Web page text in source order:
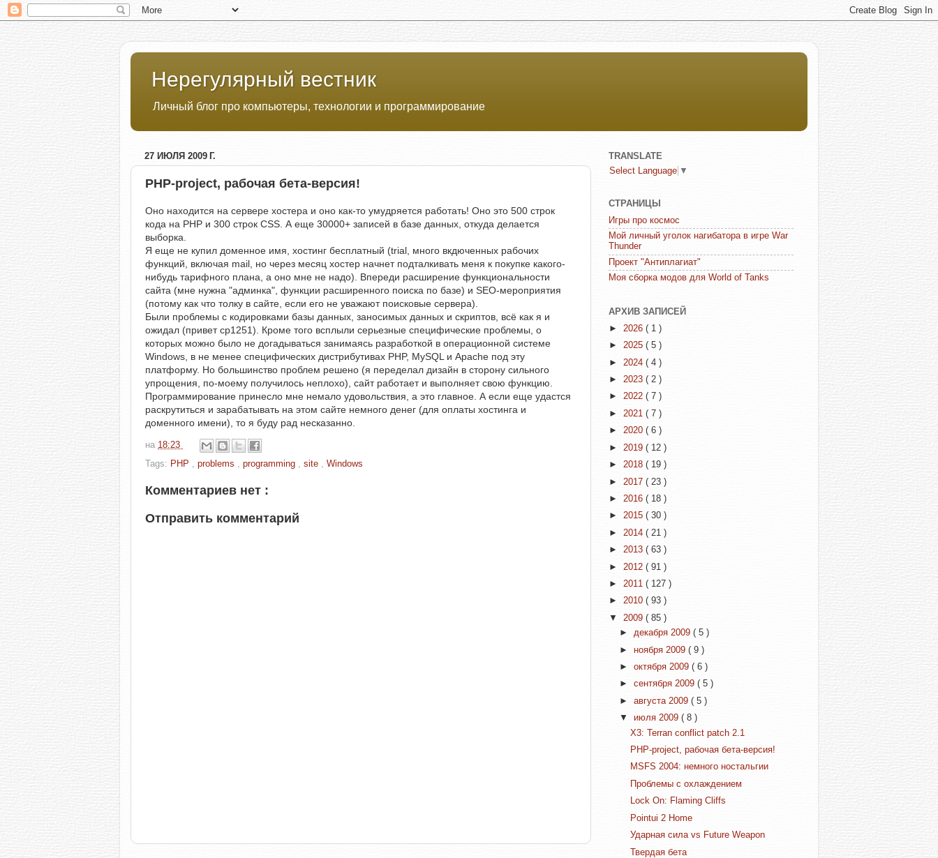
Нерегулярный вестник
Личный блог про компьютеры, технологии и программирование
27 ИЮЛЯ 2009 Г.
PHP-project, рабочая бета-версия!
Оно находится на сервере хостера и оно как-то умудряется работать! Оно это 500 строк
кода на PHP и 300 строк CSS. А еще 30000+ записей в базе данных, откуда делается
выборка.
Я еще не купил доменное имя, хостинг бесплатный (trial, много вкдюченных рабочих
функций, включая mail, но через месяц хостер начнет подталкивать меня к покупке какого-
нибудь тарифного плана, а оно мне не надо). Впереди расширение функциональности
сайта (мне нужна "админка", функции расширенного поиска по базе) и SEO-мероприятия
(потому как что толку в сайте, если его не уважают поисковые сервера).
Были проблемы с кодировками базы данных, заносимых данных и скриптов, всё как я и
ожидал (привет cp1251). Кроме того всплыли серьезные специфические проблемы, о
которых можно было не догадываться занимаясь разработкой в операционной системе
Windows, в не менее специфических дистрибутивах PHP, MySQL и Apache под эту
платформу. Но большинство проблем решено (я переделал дизайн в сторону сильного
упрощения, по-моему получилось неплохо), сайт работает и выполняет свою функцию.
Программирование принесло мне немало удовольствия, а это главное. А если еще удастся
раскрутиться и зарабатывать на этом сайте немного денег (для оплаты хостинга и
доменного имени), то я буду рад несказанно.
на 18:23
Tags: PHP problems programming site Windows
Комментариев нет :
Отправить комментарий
TRANSLATE
Select Language ▼
СТРАНИЦЫ
Игры про космос
Мой личный уголок нагибатора в игре War
Thunder
Проект "Антиплагиат"
Моя сборка модов для World of Tanks
АРХИВ ЗАПИСЕЙ
► 2026 ( 1 )
► 2025 ( 5 )
► 2024 ( 4 )
► 2023 ( 2 )
► 2022 ( 7 )
► 2021 ( 7 )
► 2020 ( 6 )
► 2019 ( 12 )
► 2018 ( 19 )
► 2017 ( 23 )
► 2016 ( 18 )
► 2015 ( 30 )
► 2014 ( 21 )
► 2013 ( 63 )
► 2012 ( 91 )
► 2011 ( 127 )
► 2010 ( 93 )
▼ 2009 ( 85 )
►декабря 2009( 5 )
►ноября 2009( 9 )
►октября 2009( 6 )
►сентября 2009( 5 )
►августа 2009( 5 )
▼июля 2009( 8 )
X3: Terran conflict patch 2.1
PHP-project, рабочая бета-версия!
MSFS 2004: немного ностальгии
Проблемы с охлаждением
Lock On: Flaming Cliffs
Pointui 2 Home
Ударная сила vs Future Weapon
Твердая бета